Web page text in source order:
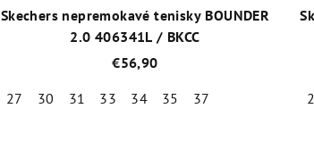
Skechers nepremokavé tenisky BOUNDER
2.0 406341L / BKCC
€56,90
27
30 31 33 34 35 37